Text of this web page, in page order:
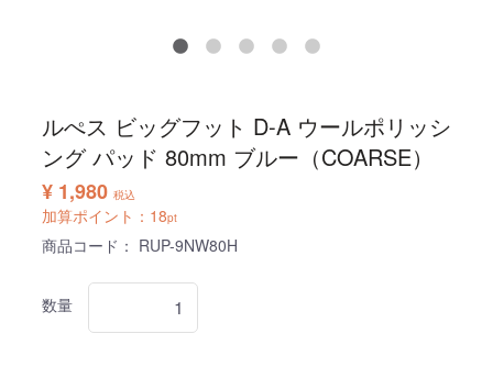
ルぺス ビッグフット D-A ウールポリッシ
ング パッド 80mm ブルー（COARSE）
¥ 1,980 税込
加算ポイント： 18pt
商品コード： RUP-9NW80H
数量